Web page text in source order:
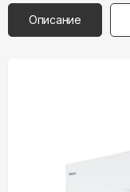
Описание